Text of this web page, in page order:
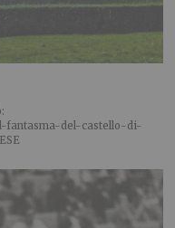
fantasma-del-castello-di-